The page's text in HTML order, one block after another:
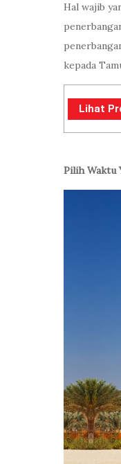
Hal wajib
kepada
Lihat
Pilih Waktu